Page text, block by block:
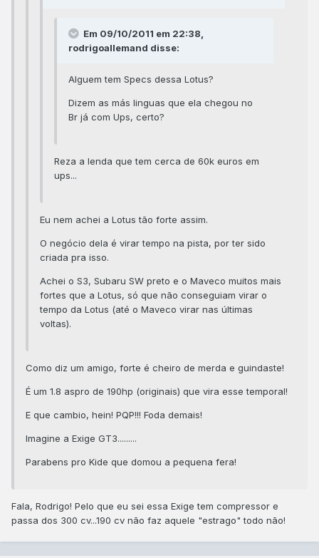
Em 09/10/2011 em 22:38,
rodrigoallemand disse:
Alguem tem Specs dessa Lotus?
Dizem as más linguas que ela chegou no
Br já com Ups, certo?
Reza a lenda que tem cerca de 60k euros em
ups...
Eu nem achei a Lotus tão forte assim.
O negócio dela é virar tempo na pista, por ter sido
criada pra isso.
Achei o S3, Subaru SW preto e o Maveco muitos mais
fortes que a Lotus, só que não conseguiam virar o
tempo da Lotus (até o Maveco virar nas últimas
voltas).
Como diz um amigo, forte é cheiro de merda e guindaste!
É um 1.8 aspro de 190hp (originais) que vira esse temporal!
E que cambio, hein! PQP!!! Foda demais!
Imagine a Exige GT3.........
Parabens pro Kide que domou a pequena fera!
Fala, Rodrigo! Pelo que eu sei essa Exige tem compressor e
passa dos 300 cv...190 cv não faz aquele "estrago" todo não!